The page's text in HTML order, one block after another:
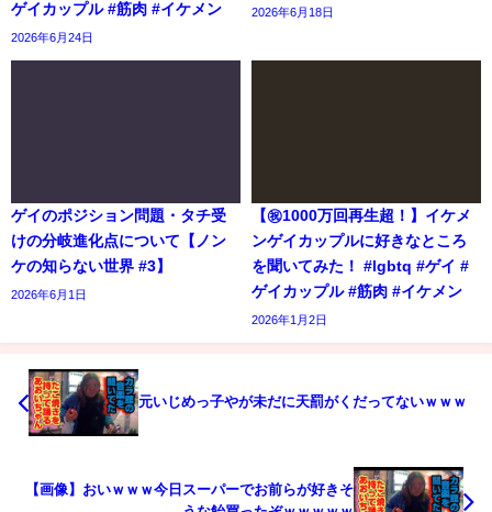
ゲイカップル #筋肉 #イケメン
2026年6月24日
2026年6月18日
ゲイのポジション問題・タチ受
けの分岐進化点について【ノン
ケの知らない世界 #3】
2026年6月1日
【㊗️1000万回再生超！】イケメ
ンゲイカップルに好きなところ
を聞いてみた！ #lgbtq #ゲイ #
ゲイカップル #筋肉 #イケメン
2026年1月2日
元いじめっ子やが未だに天罰がくだってないｗｗｗ
【画像】おいｗｗｗ今日スーパーでお前らが好きそ